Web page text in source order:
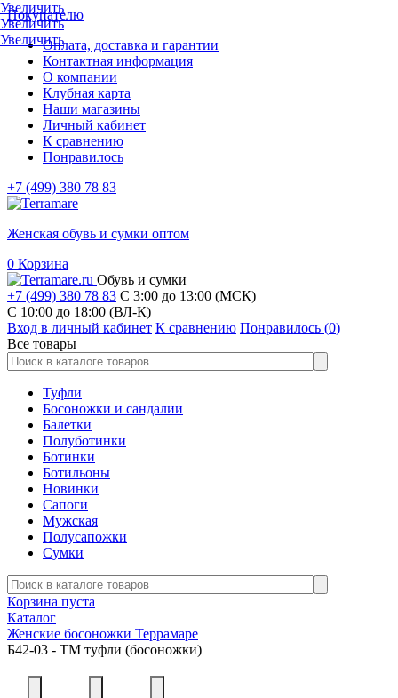
Покупателю
Оплата, доставка и гарантии
Контактная информация
О компании
Клубная карта
Наши магазины
Личный кабинет
К сравнению
Понравилось
+7 (499) 380 78 83
Женская обувь и сумки оптом
0 Корзина
Обувь и сумки
+7 (499) 380 78 83 С 3:00 до 13:00 (МСК)
C 10:00 до 18:00 (ВЛ-К)
Вход в личный кабинет К сравнению Понравилось (0)
Все товары
Туфли
Босоножки и сандалии
Балетки
Полуботинки
Ботинки
Ботильоны
Новинки
Сапоги
Мужская
Полусапожки
Сумки
Корзина пуста
Каталог
Женские босоножки Террамаре
Б42-03 - ТМ туфли (босоножки)
Увеличить
Увеличить
Увеличить